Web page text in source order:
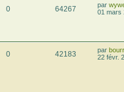
0 64267 par
01 mars
0 42183 par
22 févr.